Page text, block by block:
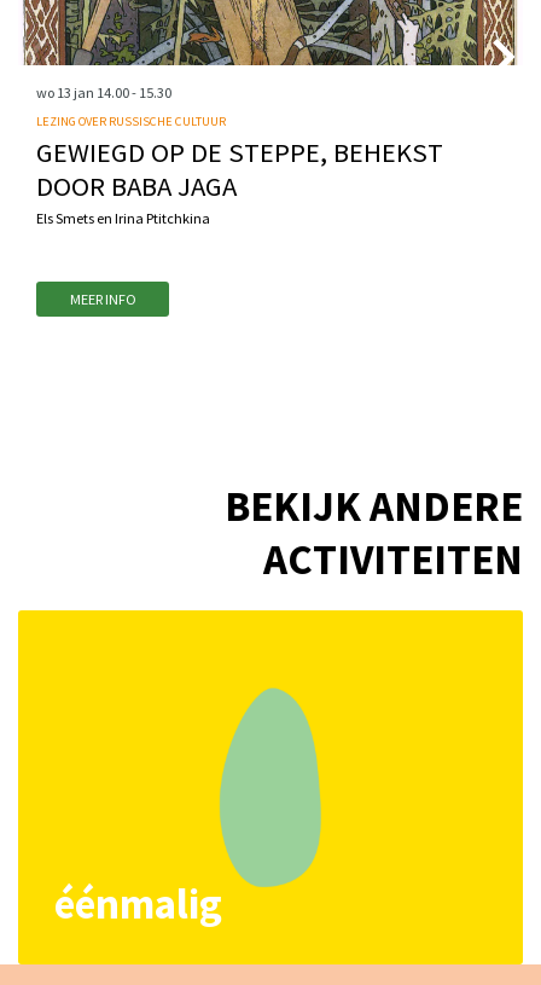
GEWIEGD OP DE STEPPE, BEHEKST
DOOR BABA JAGA
Els Smets en Irina Ptitchkina
LEZING OVER RUSSISCHE CULTUUR
wo 13 jan 14.00 - 15.30
MEER INFO
BEKIJK ANDERE
ACTIVITEITEN
éénmalig